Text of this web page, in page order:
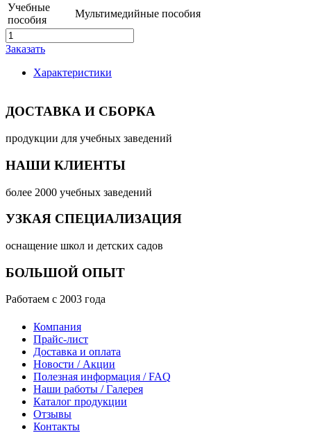
Учебные
пособия
Мультимедийные пособия
Заказать
Характеристики
ДОСТАВКА И СБОРКА
продукции для учебных заведений
НАШИ КЛИЕНТЫ
более 2000 учебных заведений
УЗКАЯ СПЕЦИАЛИЗАЦИЯ
оснащение школ и детских садов
БОЛЬШОЙ ОПЫТ
Работаем с 2003 года
Компания
Прайс-лист
Доставка и оплата
Новости / Акции
Полезная информация / FAQ
Наши работы / Галерея
Каталог продукции
Отзывы
Контакты